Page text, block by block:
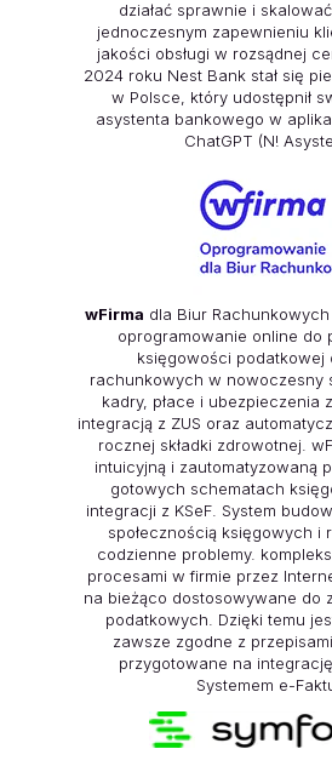
działać sprawnie i
jednoczesnym zapewnieniu
jakości obsługi w rozsądnej
2024 roku Nest Bank stał się
w Polsce, który udostępnił
asystenta bankowego w
ChatGPT (N!
wFirma dla Biur
oprogramowanie online do
księgowości podatkowej
rachunkowych w nowoczesny
kadry, płace i ubezpieczenia
integracją z ZUS oraz
rocznej składki zdrowotnej.
intuicyjną i zautomatyzowaną
gotowych schematach
integracji z KSeF. System
społecznością księgowych i
codzienne problemy.
procesami w firmie przez
na bieżąco dostosowywane do
podatkowych. Dzięki temu
zawsze zgodne z
przygotowane na
Systemem e-